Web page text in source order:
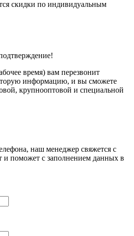
скидки по индивидуальным
время) вам перезвонит
информацию, и вы сможете
крупнооптовой и специальной
наш менеджер свяжется с
и поможет с заполнением данных в